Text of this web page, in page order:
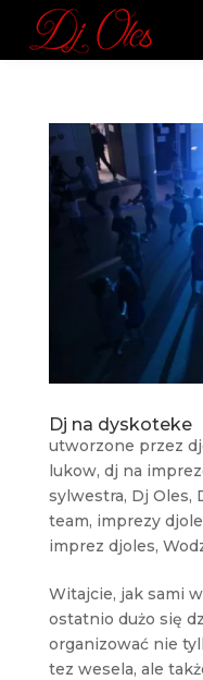
Dj na dyskoteke
utworzone przez
lukow, dj na
sylwestra, Dj Oles,
team, imprezy
imprez djoles,
Witajcie, jak sami
ostatnio dużo się
organizować nie
tez wesela, ale